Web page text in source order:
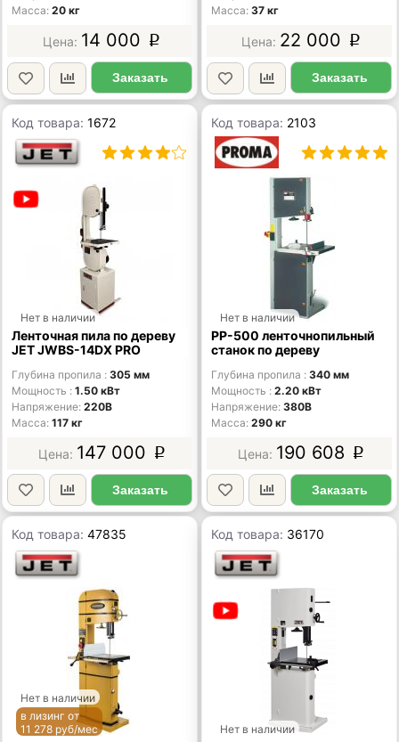
Масса 20 кг
14 000 p
Заказать
Масса 37 кг
22 000 p
Заказать
Код товара:1672
Нет в наличии
Ленточная пила по дереву
JET JWBS-14DX PRO
Глубина пропила
305 мм
Мощность
1.50 кВт
Напряжение 220В
Масса 117 кг
147 000 p
Заказать
Код товара: 2103
Нет в наличии
PP-500 ленточнопильный
станок по дереву
Глубина пропила
340 мм
Мощность
2.20 кВт
Напряжение 380В
Масса 290 кг
190 608 p
Заказать
Код товара:47835
Нет в наличии
в лизинг от
11 278 руб/мес
Код товара: 36170
Нет в наличии